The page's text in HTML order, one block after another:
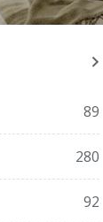
89
280
92